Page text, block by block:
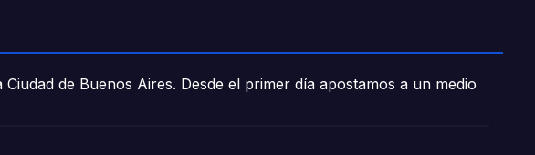
de Buenos Aires. Desde el primer día apostamos a un medio